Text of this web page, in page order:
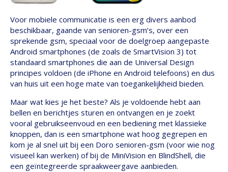
Voor mobiele communicatie is een erg divers aanbod
beschikbaar, gaande van senioren-gsm’s, over een
sprekende gsm, speciaal voor de doelgroep aangepaste
Android smartphones (de zoals de SmartVision 3) tot
standaard smartphones die aan de Universal Design
principes voldoen (de iPhone en Android telefoons) en dus
van huis uit een hoge mate van toegankelijkheid bieden.
Maar wat kies je het beste? Als je voldoende hebt aan
bellen en berichtjes sturen en ontvangen en je zoekt
vooral gebruikseenvoud en een bediening met klassieke
knoppen, dan is een smartphone wat hoog gegrepen en
kom je al snel uit bij een Doro senioren-gsm (voor wie nog
visueel kan werken) of bij de MiniVision en BlindShell, die
een geïntegreerde spraakweergave aanbieden.